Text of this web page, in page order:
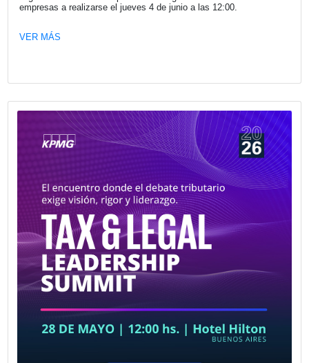
La Cámara Española de Comercio le
bienvenida a su nuevo socio Daniel
El Clan es una red de profesionales liderada por Daniel
orientada a acompañar a empresas en sus desafíos de
posicionamiento estratégico, desarrollo comercial,
gestión y crecimiento.
VER MÁS